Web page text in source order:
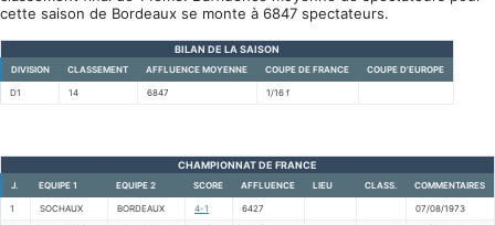
cette saison de Bordeaux se monte à 6847 spectateurs.
BILAN DE LA SAISON
DIVISION CLASSEMENT AFFLUENCE MOYENNE COUPE DE FRANCE COUPE D'EUROPE
D1 14 6847 1/16 f
CHAMPIONNAT DE FRANCE
J. EQUIPE 1 EQUIPE 2 SCORE AFFLUENCE LIEU CLASS. COMMENTAIRES
1 SOCHAUX BORDEAUX 4-1 6427 07/08/1973